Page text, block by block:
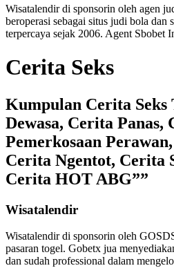
Wisatalendir di sponsorin oleh agen
beroperasi sebagai situs judi bola dan
terpercaya sejak 2006. Agent Sbobet
Cerita Seks
Kumpulan Cerita
Dewasa, Cerita Panas,
Pemerkosaan
Cerita Ngentot, Cerita
Cerita HOT ABG””
Wisatalendir
Wisatalendir di sponsorin oleh
pasaran togel. Gobetx jua
dan sudah professional dalam